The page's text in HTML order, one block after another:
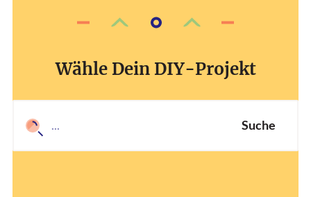
Wähle Dein DIY-Projekt
Suche